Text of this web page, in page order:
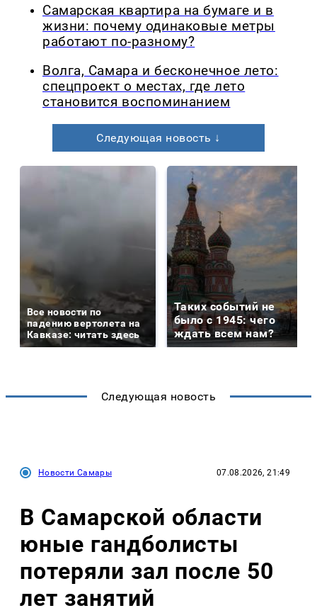
Самарская квартира на бумаге и в
жизни: почему одинаковые метры
работают по-разному?
Волга, Самара и бесконечное лето:
спецпроект о местах, где лето
становится воспоминанием
Следующая новость ↓
Все новости по
падению вертолета на
Кавказе: читать здесь
Таких событий не
было с 1945: чего
ждать всем нам?
Следующая новость
Новости Самары 07.08.2026, 21:49
В Самарской области
юные гандболисты
потеряли зал после 50
лет занятий